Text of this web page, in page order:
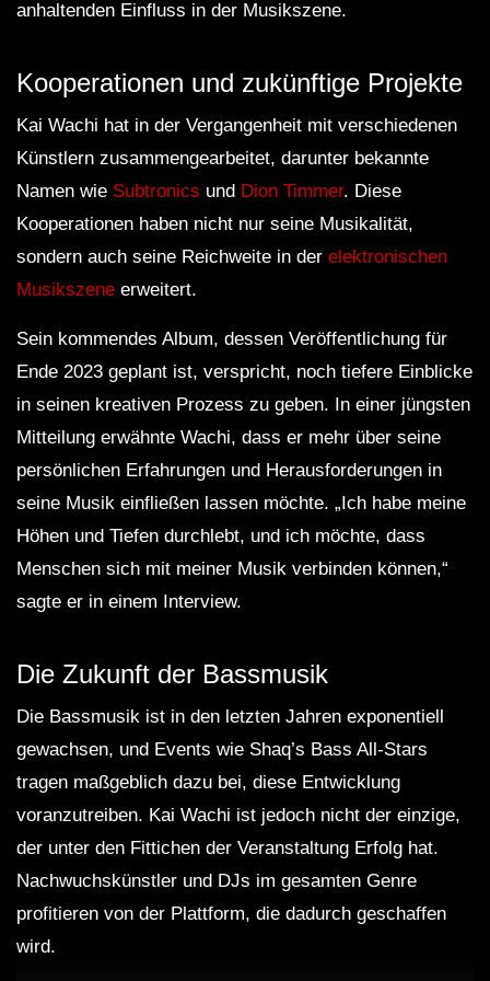
anhaltenden Einfluss in der Musikszene.
Kooperationen und zukünftige Projekte
Kai Wachi hat in der Vergangenheit mit verschiedenen
Künstlern zusammengearbeitet, darunter bekannte
Namen wie Subtronics und Dion Timmer. Diese
Kooperationen haben nicht nur seine Musikalität,
sondern auch seine Reichweite in der elektronischen
Musikszene erweitert.
Sein kommendes Album, dessen Veröffentlichung für
Ende 2023 geplant ist, verspricht, noch tiefere Einblicke
in seinen kreativen Prozess zu geben. In einer jüngsten
Mitteilung erwähnte Wachi, dass er mehr über seine
persönlichen Erfahrungen und Herausforderungen in
seine Musik einfließen lassen möchte. „Ich habe meine
Höhen und Tiefen durchlebt, und ich möchte, dass
Menschen sich mit meiner Musik verbinden können,“
sagte er in einem Interview.
Die Zukunft der Bassmusik
Die Bassmusik ist in den letzten Jahren exponentiell
gewachsen, und Events wie Shaq’s Bass All-Stars
tragen maßgeblich dazu bei, diese Entwicklung
voranzutreiben. Kai Wachi ist jedoch nicht der einzige,
der unter den Fittichen der Veranstaltung Erfolg hat.
Nachwuchskünstler und DJs im gesamten Genre
profitieren von der Plattform, die dadurch geschaffen
wird.